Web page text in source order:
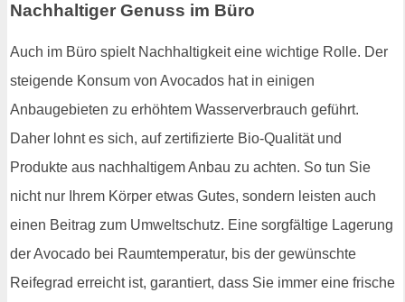
Nachhaltiger Genuss im Büro
Auch im Büro spielt Nachhaltigkeit eine wichtige Rolle. Der
steigende Konsum von Avocados hat in einigen
Anbaugebieten zu erhöhtem Wasserverbrauch geführt.
Daher lohnt es sich, auf zertifizierte Bio-Qualität und
Produkte aus nachhaltigem Anbau zu achten. So tun Sie
nicht nur Ihrem Körper etwas Gutes, sondern leisten auch
einen Beitrag zum Umweltschutz. Eine sorgfältige Lagerung
der Avocado bei Raumtemperatur, bis der gewünschte
Reifegrad erreicht ist, garantiert, dass Sie immer eine frische